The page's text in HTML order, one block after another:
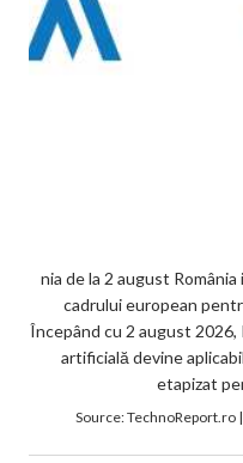
nia de la 2 august
cadrului european
Începând cu 2 august
artificială devine
etapizat
Source:TechnoReport.ro|